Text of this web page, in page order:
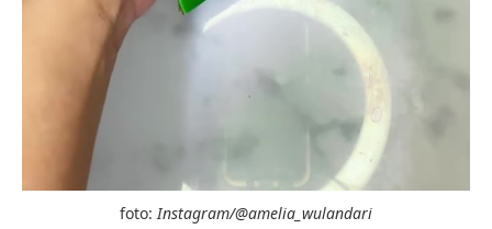
foto:Instagram/@amelia_wulandari